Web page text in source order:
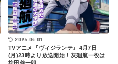
2025.04.01
TVアニメ『ヴィジランテ』4月7日
(月)23時より放送開始！灰廻航一役は